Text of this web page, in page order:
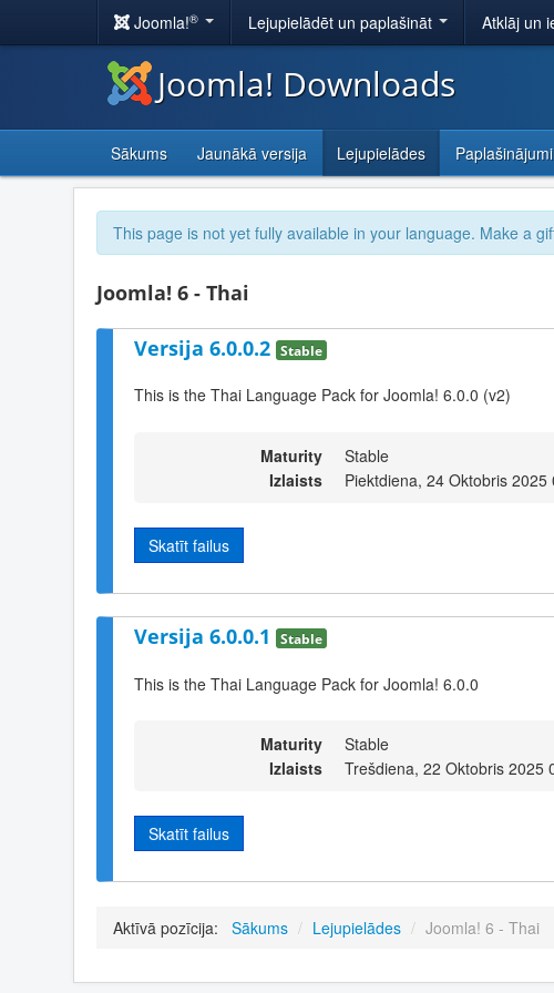
Joomla!® Lejupielādēt un paplašināt Atklāj un
Joomla! Downloads
Sākums Jaunākā versija Lejupielādes Paplašinājumi
This page is not yet fully available in your language. Make a
Joomla! 6 - Thai
Versija 6.0.0.2 Stable
This is the Thai Language Pack for Joomla! 6.0.0 (v2)
Maturity
Stable
Izlaists
Piektdiena, 24 Oktobris 2025
Skatīt failus
Versija 6.0.0.1 Stable
This is the Thai Language Pack for Joomla! 6.0.0
Maturity
Stable
Izlaists
Trešdiena, 22 Oktobris 2025
Skatīt failus
Aktīvā pozīcija: Sākums / Lejupielādes / Joomla! 6 - Thai